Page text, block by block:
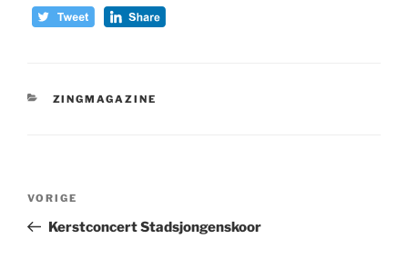
CATEGORIEËN
ZINGMAGAZINE
Bericht
Vorig
bericht
VORIGE
Kerstconcert Stadsjongenskoor